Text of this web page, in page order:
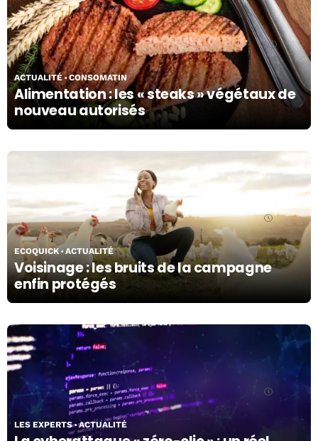
Alimentation : les « steaks » végétaux de
nouveau autorisés
ACTUALITÉ CONSOMATIN
11/04/24
Voisinage : les bruits de la campagne
enfin protégés
ECOQUICK ACTUALITÉ
09/04/24
LES EXPERTS ACTUALITÉ